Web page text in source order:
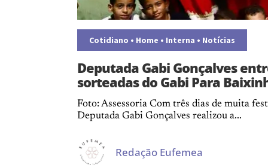
Cotidiano • Home • Interna • Notícias
Deputada Gabi Gonçalves
sorteadas do Gabi Para
Foto: Assessoria Com três dias de muita
Deputada Gabi Gonçalves realizou a...
Redação Eufemea